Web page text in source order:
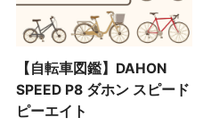
【自転車図鑑】DAHON
SPEED P8 ダホン スピード
ピーエイト